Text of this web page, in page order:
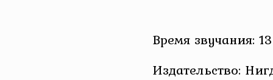
Время звучания:
Издательство: